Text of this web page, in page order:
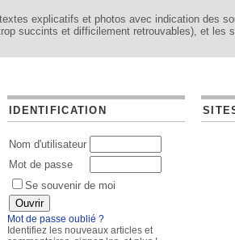
explicatifs et photos avec indication des
succints et difficilement retrouvables), et les
IDENTIFICATION
Nom d'utilisateur
Mot de passe
Se souvenir de moi
Mot de passe oublié ?
Identifiez les nouveaux articles et